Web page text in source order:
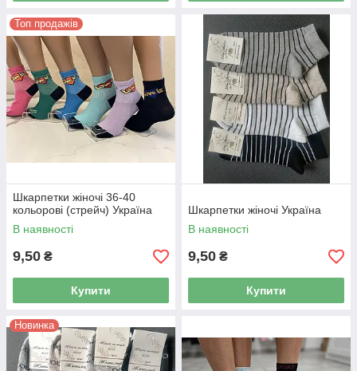
Топ продажів
Шкарпетки жіночі 36-40
кольорові (стрейч) Україна
В наявності
9,50 ₴
Купити
Шкарпетки жіночі Україна
В наявності
9,50 ₴
Купити
Новинка